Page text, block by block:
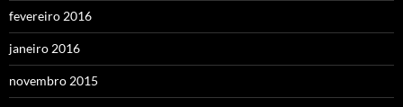
fevereiro 2016
janeiro 2016
novembro 2015